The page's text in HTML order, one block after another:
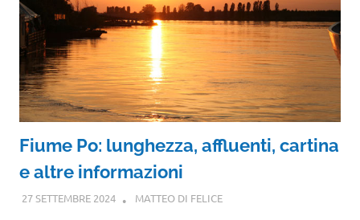
Fiume Po: lunghezza, affluenti, cartina
e altre informazioni
27 SETTEMBRE 2024 MATTEO DI FELICE